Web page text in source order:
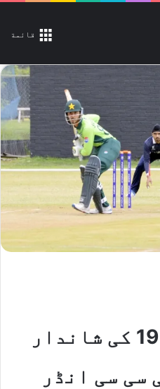
قائمة
پاکستان انڈر 19 کی شاندار
سی سی انڈر